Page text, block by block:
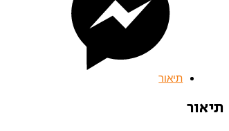
תיאור
תיאור